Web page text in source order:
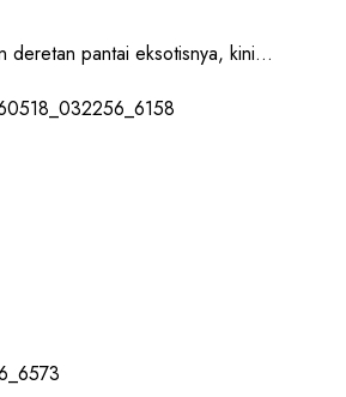
deretan pantai eksotisnya, kini...